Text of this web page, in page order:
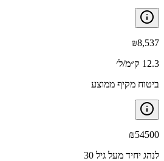
₪8,537
12.3 ק״מ/ל׳
ביטוח מקיף ממוצע
₪54500
לנהג יחיד מעל גיל 30